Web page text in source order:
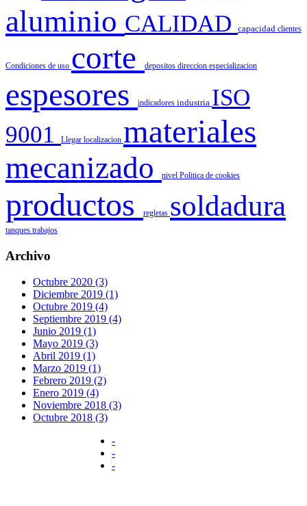
aluminio CALIDAD capacidad clientes
Condiciones de uso corte depositos direccion especializacion
espesores indicadores industria ISO
9001
Llegar localizacion materiales
mecanizado nivel Politica de cookies
productos regletas soldadura
tanques trabajos
Archivo
Octubre 2020 (3)
Diciembre 2019 (1)
Octubre 2019 (4)
Septiembre 2019 (4)
Junio 2019 (1)
Mayo 2019 (3)
Abril 2019 (1)
Marzo 2019 (1)
Febrero 2019 (2)
Enero 2019 (4)
Noviembre 2018 (3)
Octubre 2018 (3)
-
-
-